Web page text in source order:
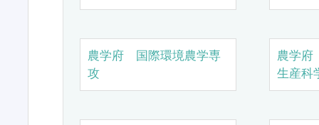
農学府 国際環境農学専
攻
農学
生産科